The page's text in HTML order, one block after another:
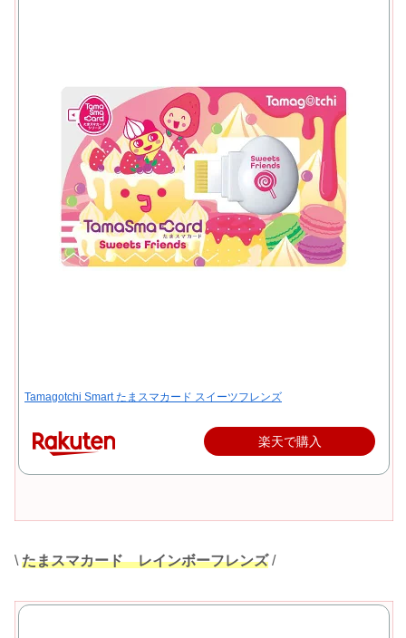
Tamagotchi Smart たまスマカード スイーツフレンズ
楽天で購入
\ たまスマカード レインボーフレンズ/